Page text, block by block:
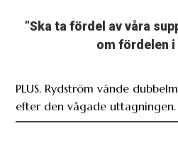
”Ska ta fördel av våra
om fördelen i
PLUS. Rydström vände
efter den vågade uttagningen.